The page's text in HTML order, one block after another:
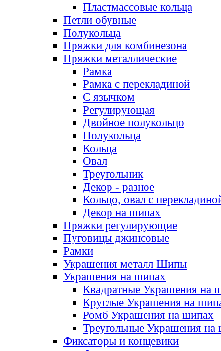
Пластмассовые кольца
Петли обувные
Полукольца
Пряжки для комбинезона
Пряжки металлические
Рамка
Рамка с перекладиной
С язычком
Регулирующая
Двойное полукольцо
Полукольца
Кольца
Овал
Треугольник
Декор - разное
Кольцо, овал с
Декор на шипах
Пряжки регулирующие
Пуговицы джинсовые
Рамки
Украшения металл Шипы
Украшения на шипах
Квадратные Украшения на
Круглые Украшения на
Ромб Украшения на шипах
Треугольные Украшения на
Фиксаторы и концевики